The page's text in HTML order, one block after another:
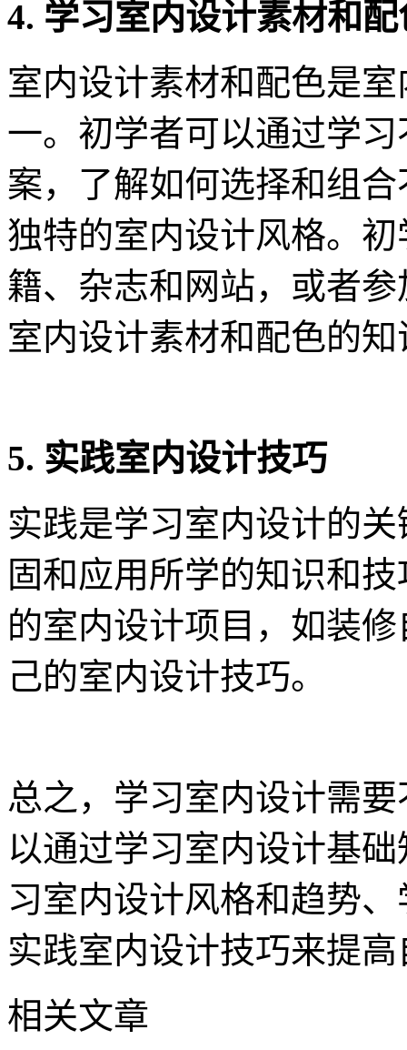
4. 学习室内设计素材和配
室内设计素材和配色是
一。初学者可以通过学
案，了解如何选择和组
独特的室内设计风格。
籍、杂志和网站，或者
室内设计素材和配色的
5. 实践室内设计技巧
实践是学习室内设计的
固和应用所学的知识和
的室内设计项目，如装
己的室内设计技巧。
总之，学习室内设计需
以通过学习室内设计基
习室内设计风格和趋势
实践室内设计技巧来提
相关文章